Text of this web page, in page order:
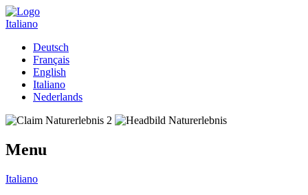
Italiano
Deutsch
Français
English
Italiano
Nederlands
Menu
Italiano